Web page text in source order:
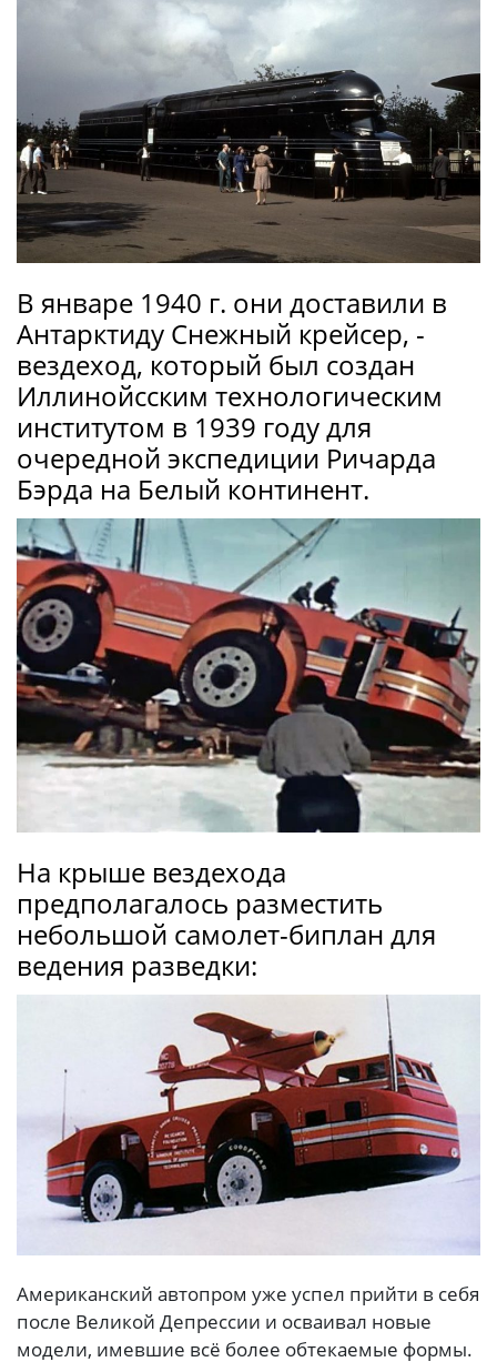
В январе 1940 г. они доставили в
Антарктиду Снежный крейсер, -
вездеход, который был создан
Иллинойсским технологическим
институтом в 1939 году для
очередной экспедиции Ричарда
Бэрда на Белый континент.
На крыше вездехода
предполагалось разместить
небольшой самолет-биплан для
ведения разведки:
Американский автопром уже успел прийти в себя
после Великой Депрессии и осваивал новые
модели, имевшие всё более обтекаемые формы.